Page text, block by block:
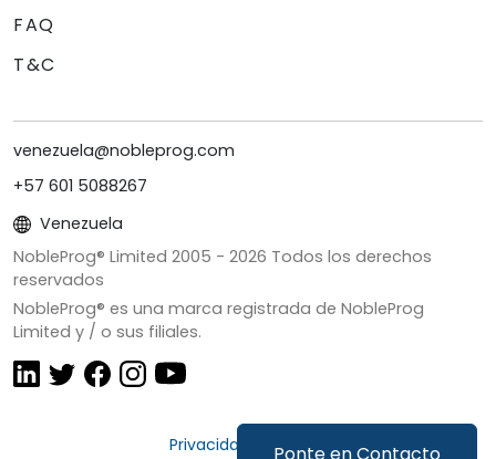
FAQ
T&C
venezuela@nobleprog.com
+57 601 5088267
Venezuela
NobleProg® Limited 2005 - 2026 Todos los derechos
reservados
NobleProg® es una marca registrada de NobleProg
Limited y / o sus filiales.
Privacidad y Cookies